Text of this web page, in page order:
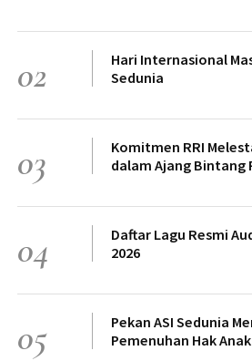
02
Hari Internasional
Sedunia
03
Komitmen RRI
dalam Ajang Bintang
04
Daftar Lagu Resmi
2026
05
Pekan ASI Sedunia
Pemenuhan Hak